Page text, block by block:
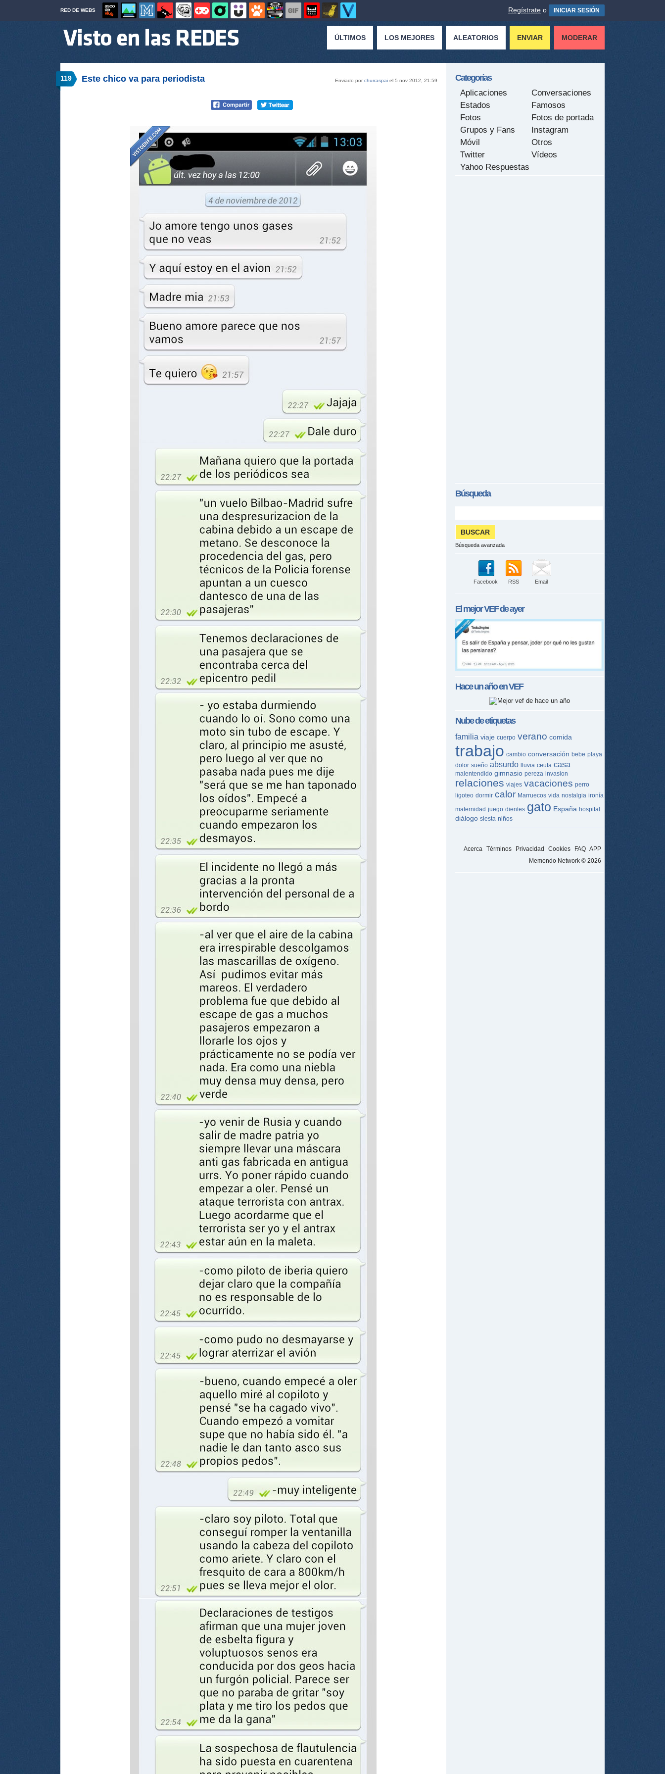
RED DE WEBS Regístrate o INICIAR SESIÓN
ÚLTIMOS LOS MEJORES ALEATORIOS ENVIAR MODERAR
119 Enviado porchurraspai el 5 nov 2012, 21:59
Este chico va para periodista Categorías
Aplicaciones
Conversaciones
Estados
Famosos
Fotos
Fotos de portada
Grupos y Fans
Instagram
Móvil
Otros
Twitter
Vídeos
Yahoo Respuestas
Búsqueda
Búsqueda avanzada
Facebook RSS Email
El mejorVEFde ayer
Hace un año enVEF
Nube de etiquetas
familia viaje cuerpo verano comida
trabajo cambio conversación bebe playa
dolor sueño absurdo lluvia ceuta casa
malentendido gimnasio pereza invasion
relaciones viajes vacaciones perro
ligoteo dormir calor Marruecos vida nostalgia ironía
maternidad juego dientes gato España hospital
diálogo siesta niños
Acerca Términos Privacidad Cookies FAQ APP
Memondo Network © 2026